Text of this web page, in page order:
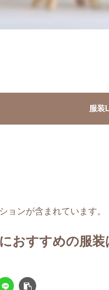
服装
ョンが含まれています。
おすすめの服